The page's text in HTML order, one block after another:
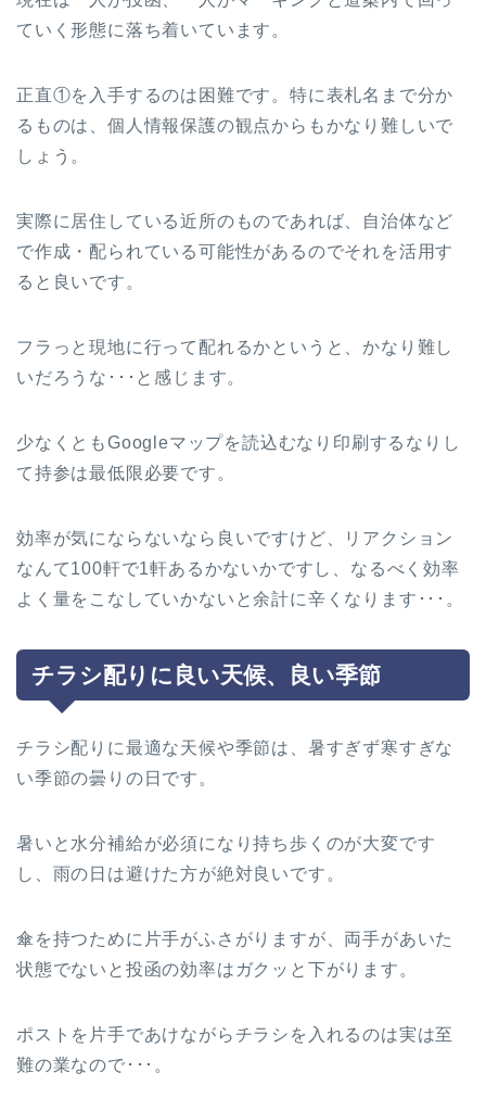
ていく形態に落ち着いています。
正直①を入手するのは困難です。特に表札名まで分か
るものは、個人情報保護の観点からもかなり難しいで
しょう。
実際に居住している近所のものであれば、自治体など
で作成・配られている可能性があるのでそれを活用す
ると良いです。
フラっと現地に行って配れるかというと、かなり難し
いだろうな･･･と感じます。
少なくともGoogleマップを読込むなり印刷するなりし
て持参は最低限必要です。
効率が気にならないなら良いですけど、リアクション
なんて100軒で1軒あるかないかですし、なるべく効率
よく量をこなしていかないと余計に辛くなります･･･。
チラシ配りに良い天候、良い季節
チラシ配りに最適な天候や季節は、暑すぎず寒すぎな
い季節の曇りの日です。
暑いと水分補給が必須になり持ち歩くのが大変です
し、雨の日は避けた方が絶対良いです。
傘を持つために片手がふさがりますが、両手があいた
状態でないと投函の効率はガクッと下がります。
ポストを片手であけながらチラシを入れるのは実は至
難の業なので･･･。